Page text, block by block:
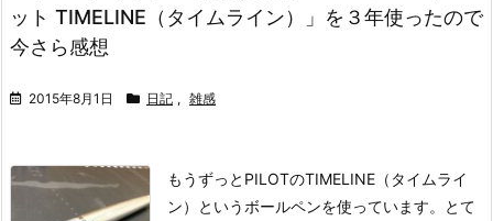
ット TIMELINE（タイムライン）」を３年使ったので
今さら感想
2015年8月1日 日記 , 雑感
もうずっとPILOTのTIMELINE（タイムライ
ン）というボールペンを使っています。とて